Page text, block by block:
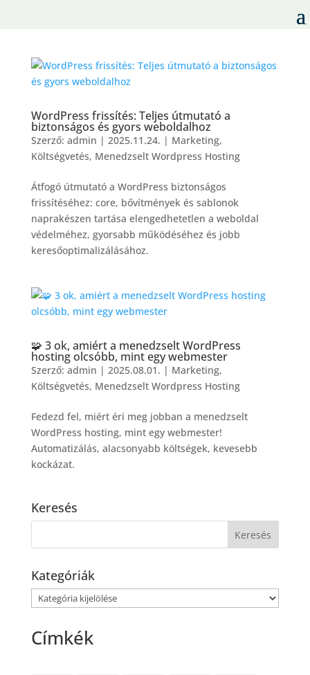
WordPress frissítés: Teljes útmutató a
biztonságos és gyors weboldalhoz
Szerző: admin | 2025.11.24. | Marketing,
Költségvetés, Menedzselt Wordpress Hosting
Átfogó útmutató a WordPress biztonságos
frissítéséhez: core, bővítmények és sablonok
naprakészen tartása elengedhetetlen a weboldal
védelméhez, gyorsabb működéséhez és jobb
keresőoptimalizálásához.
🧩 3 ok, amiért a menedzselt WordPress
hosting olcsóbb, mint egy webmester
Szerző: admin | 2025.08.01. | Marketing,
Költségvetés, Menedzselt Wordpress Hosting
Fedezd fel, miért éri meg jobban a menedzselt
WordPress hosting, mint egy webmester!
Automatizálás, alacsonyabb költségek, kevesebb
kockázat.
Keresés
Kategóriák
Kategóriák
Címkék